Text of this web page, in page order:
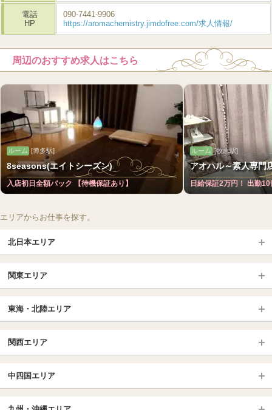
電話
HP
090-7441-9906
https://aromachemistry.jimdofree.com/求人情報/
周辺のおすすめ求人はこちら
ルーム [博多駅]
8seasons(エイトシーズン)
入店初日全額バック 【待機保証あり】
ルーム [牧志駅]
アオハル～素人専門
日給保証2万円！ 出勤
エリアからお仕事を探す。
北日本エリア
北海道（札幌・旭川・函館）
青森
岩手 (盛岡・北上)
福島 (いわき・郡山)
山形
長野・松本・上田
群馬（伊勢崎・高崎・前橋）
関東エリア
大宮・浦和・川口
越谷・春日部
千葉TOP
松戸・柏
東海・北陸エリア
愛知（名古屋）
岐阜県
北陸
関西エリア
京都駅・伏見区
烏丸御池駅
四条烏丸・河原町・祇園四条
中四国エリア